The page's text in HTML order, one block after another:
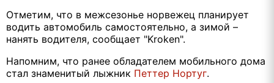
Отметим, что в межсезонье норвежец планирует
водить автомобиль самостоятельно, а зимой –
нанять водителя, сообщает "Kroken".
Напомним, что ранее обладателем мобильного дома
стал знаменитый лыжник Петтер Нортуг.